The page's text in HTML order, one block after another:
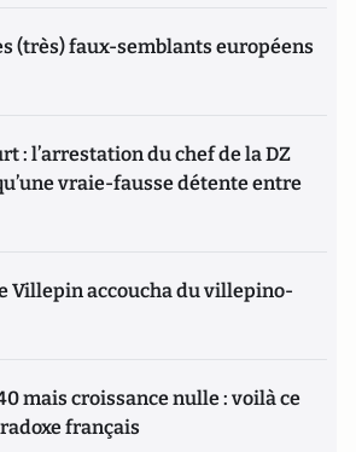
(très) faux-semblants européens
: l’arrestation du chef de la DZ
vraie-fausse détente entre
Villepin accoucha du villepino-
mais croissance nulle : voilà ce
français